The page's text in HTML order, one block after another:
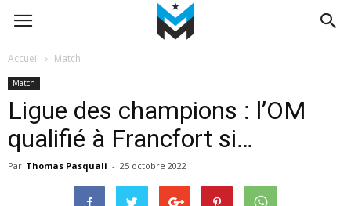
Accueil Match
Match
Ligue des champions : l’OM
qualifié à Francfort si…
Par Thomas Pasquali - 25 octobre 2022